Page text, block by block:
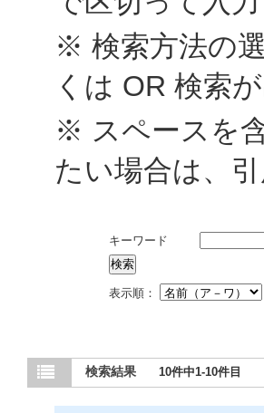
※ 検索方法の
くは OR 検索
※ スペースを
たい場合は、
キーワード
表示順：
検索結果 10件中1-10件目